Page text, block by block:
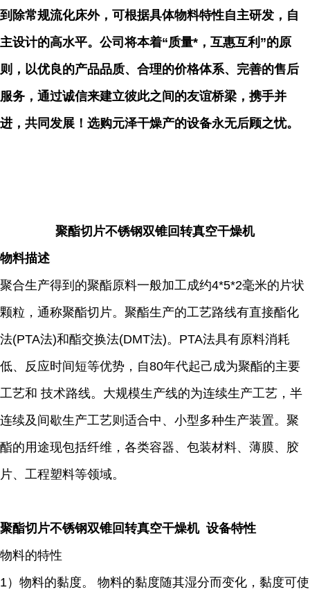
到除常规流化床外，可根据具体物料特性自主研发，自
主设计的高水平。公司将本着“质量*，互惠互利”的原
则，以优良的产品品质、合理的价格体系、完善的售后
服务，通过诚信来建立彼此之间的友谊桥梁，携手并
进，共同发展！选购元泽干燥产的设备永无后顾之忧。
聚酯切片不锈钢双锥回转真空干燥机
物料描述
聚合生产得到的聚酯原料一般加工成约4*5*2毫米的片状
颗粒，通称聚酯切片。聚酯生产的工艺路线有直接酯化
法(PTA法)和酯交换法(DMT法)。PTA法具有原料消耗
低、反应时间短等优势，自80年代起己成为聚酯的主要
工艺和 技术路线。大规模生产线的为连续生产工艺，半
连续及间歇生产工艺则适合中、小型多种生产装置。聚
酯的用途现包括纤维，各类容器、包装材料、薄膜、胶
片、工程塑料等领域。
聚酯切片不锈钢双锥回转真空干燥机 设备特性
物料的特性
1）物料的黏度。 物料的黏度随其湿分而变化，黏度可使